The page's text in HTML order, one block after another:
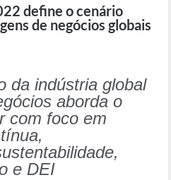
define o cenário
de negócios globais
da indústria global
aborda o
com foco em
e DEI